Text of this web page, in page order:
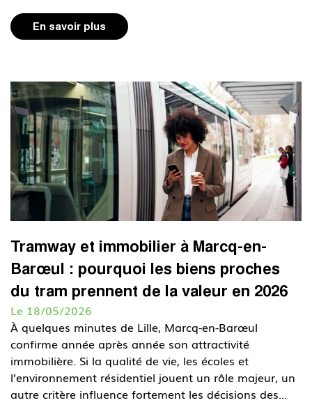
En savoir plus
Tramway et immobilier à Marcq-en-
Barœul : pourquoi les biens proches
du tram prennent de la valeur en 2026
Le 18/05/2026
À quelques minutes de Lille, Marcq-en-Barœul
confirme année après année son attractivité
immobilière. Si la qualité de vie, les écoles et
l’environnement résidentiel jouent un rôle majeur, un
autre critère influence fortement les décisions des...